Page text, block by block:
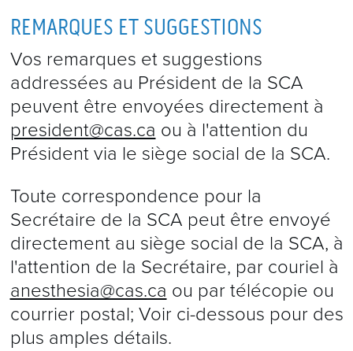
REMARQUES ET SUGGESTIONS
Vos remarques et suggestions
addressées au Président de la SCA
peuvent être envoyées directement à
president@cas.ca ou à l'attention du
Président via le siège social de la SCA.
Toute correspondence pour la
Secrétaire de la SCA peut être envoyé
directement au siège social de la SCA, à
l'attention de la Secrétaire, par couriel à
anesthesia@cas.ca ou par télécopie ou
courrier postal; Voir ci-dessous pour des
plus amples détails.